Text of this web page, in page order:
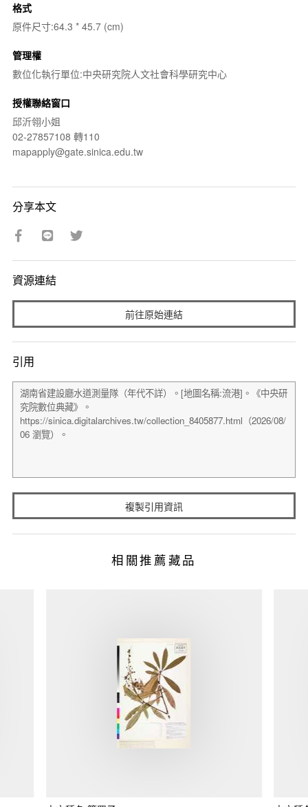
格式
原件尺寸:64.3 * 45.7 (cm)
管理權
數位化執行單位:中央研究院人文社會科學研究中心
授權聯絡窗口
邱沂翎小姐
02-27857108 轉110
mapapply@gate.sinica.edu.tw
分享本文
資源連結
前往原始連結
引用
複製引用資訊
相關推薦藏品